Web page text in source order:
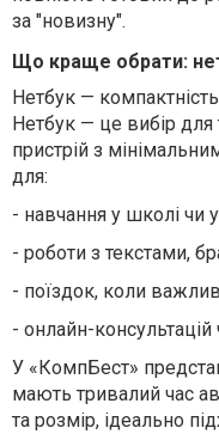
за "новизну".
Що краще обрати:
Нетбук — компактність
Нетбук — це вибір для
пристрій з
для:
- навчання у школі чи
- роботи з текстами,
- поїздок, коли
- онлайн-консультацій
У «КомпБест»
мають тривалий час
та розмір, ідеально